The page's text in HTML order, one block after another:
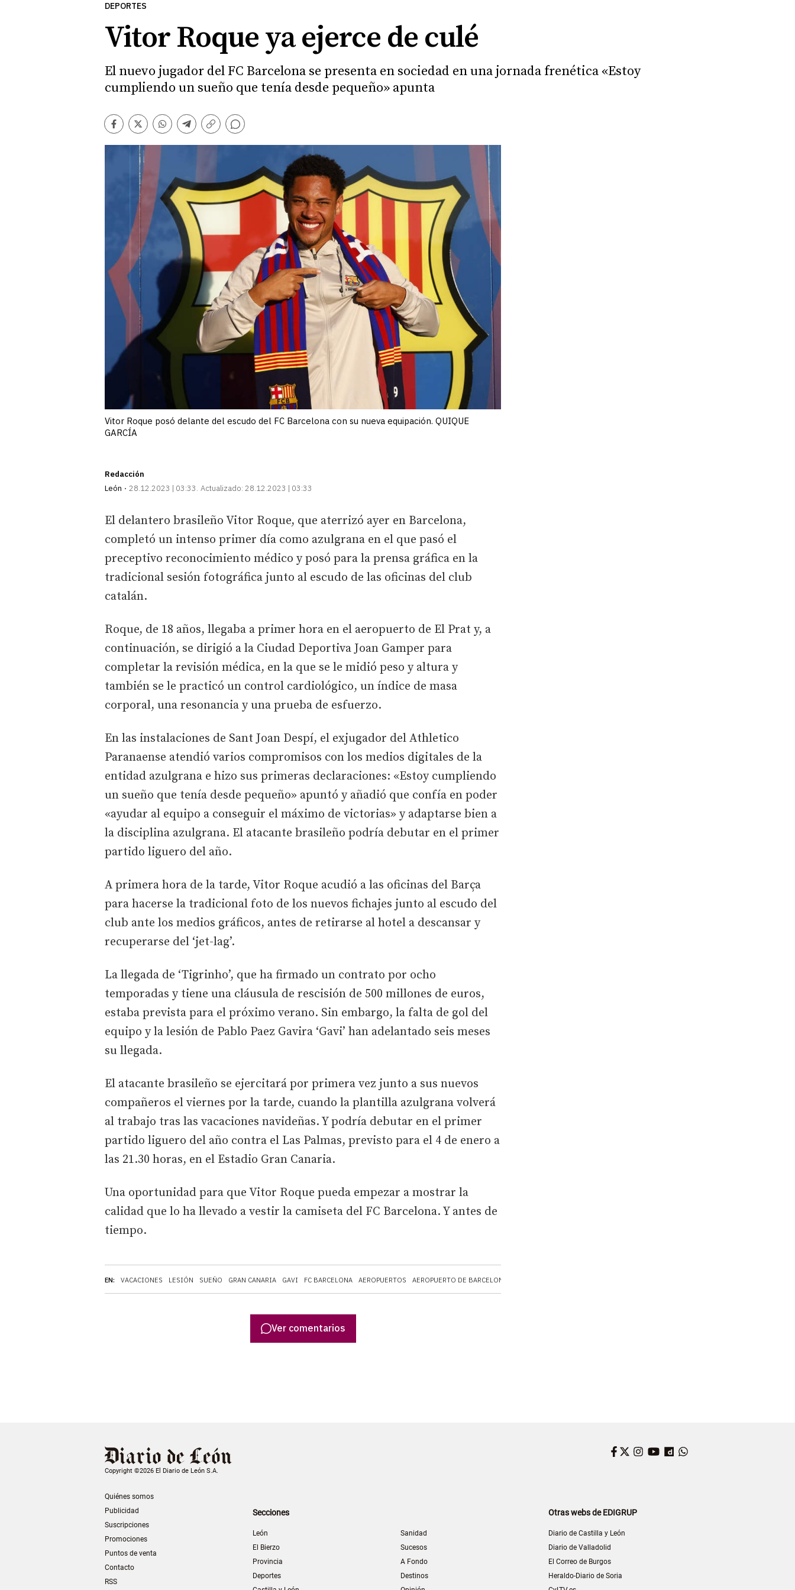
DEPORTES
Vitor Roque ya ejerce de culé
El nuevo jugador del FC Barcelona se presenta en sociedad en una jornada frenética «Estoy
cumpliendo un sueño que tenía desde pequeño» apunta
Facebook
TwitterWhatsapp
Telegram
Copiar
enlace
Comentarios
Vitor Roque posó delante del escudo del FC Barcelona con su nueva equipación. QUIQUE
GARCÍA
Redacción
León
28.12.2023 | 03:33 Actualizado: 28.12.2023 | 03:33
EN: VACACIONES LESIÓN SUEÑO GRAN CANARIA GAVI FC BARCELONA AEROPUERTOS AEROPUERTO DE BARCELONA-EL PRAT
El delantero brasileño Vitor Roque, que aterrizó ayer en Barcelona,
completó un intenso primer día como azulgrana en el que pasó el
preceptivo reconocimiento médico y posó para la prensa gráfica en la
tradicional sesión fotográfica junto al escudo de las oficinas del club
catalán.
Roque, de 18 años, llegaba a primer hora en el aeropuerto de El Prat y, a
continuación, se dirigió a la Ciudad Deportiva Joan Gamper para
completar la revisión médica, en la que se le midió peso y altura y
también se le practicó un control cardiológico, un índice de masa
corporal, una resonancia y una prueba de esfuerzo.
En las instalaciones de Sant Joan Despí, el exjugador del Athletico
Paranaense atendió varios compromisos con los medios digitales de la
entidad azulgrana e hizo sus primeras declaraciones: «Estoy cumpliendo
un sueño que tenía desde pequeño» apuntó y añadió que confía en poder
«ayudar al equipo a conseguir el máximo de victorias» y adaptarse bien a
la disciplina azulgrana. El atacante brasileño podría debutar en el primer
partido liguero del año.
A primera hora de la tarde, Vitor Roque acudió a las oficinas del Barça
para hacerse la tradicional foto de los nuevos fichajes junto al escudo del
club ante los medios gráficos, antes de retirarse al hotel a descansar y
recuperarse del ‘jet-lag’.
La llegada de ‘Tigrinho’, que ha firmado un contrato por ocho
temporadas y tiene una cláusula de rescisión de 500 millones de euros,
estaba prevista para el próximo verano. Sin embargo, la falta de gol del
equipo y la lesión de Pablo Paez Gavira ‘Gavi’ han adelantado seis meses
su llegada.
El atacante brasileño se ejercitará por primera vez junto a sus nuevos
compañeros el viernes por la tarde, cuando la plantilla azulgrana volverá
al trabajo tras las vacaciones navideñas. Y podría debutar en el primer
partido liguero del año contra el Las Palmas, previsto para el 4 de enero a
las 21.30 horas, en el Estadio Gran Canaria.
Una oportunidad para que Vitor Roque pueda empezar a mostrar la
calidad que lo ha llevado a vestir la camiseta del FC Barcelona. Y antes de
tiempo.
Ver comentarios
Copyright ©2026 El Diario de León S.A.
Quiénes somos
Publicidad
Suscripciones
Promociones
Puntos de venta
Contacto
RSS
Facebook
Twitter
Instagram
YouTube
Dailymotion
Secciones
León
El Bierzo
Provincia
Deportes
Sanidad
Sucesos
A Fondo
Destinos
Otras webs de EDIGRUP
Diario de Castilla y León
Diario de Valladolid
El Correo de Burgos
Heraldo-Diario de Soria